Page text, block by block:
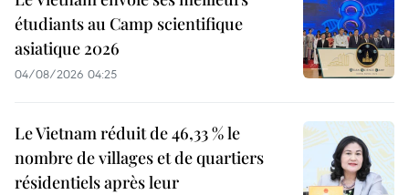
étudiants au Camp scientifique
asiatique 2026
04/08/2026 04:25
Le Vietnam réduit de 46,33 % le
nombre de villages et de quartiers
résidentiels après leur